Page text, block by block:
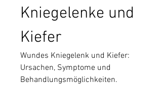
Kniegelenke und
Kiefer
Wundes Kniegelenk und Kiefer:
Ursachen, Symptome und
Behandlungsmöglichkeiten.